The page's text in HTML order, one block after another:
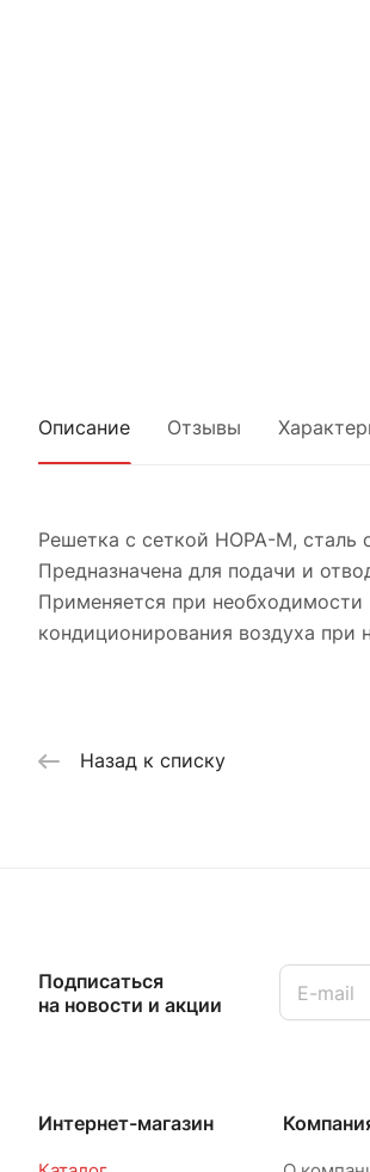
Описание Отзывы
Решетка с сеткой НОРА-М, сталь
Предназначена для подачи и
Применяется при необходимости
кондиционирования воздуха при
Назад к списку
Подписаться
на новости и акции
Интернет-магазин